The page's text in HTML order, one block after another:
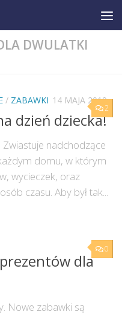
DWULATKI
2
/ ZABAWKI 14 MAJA 2019
dzień dziecka!
nadchodzące
domu, w którym
wycieczek, oraz
czasu. Aby był tak...
0
dla
Nowe zabawki są